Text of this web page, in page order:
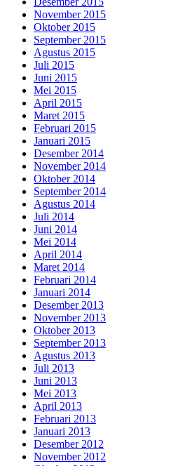
November 2015
Oktober 2015
September 2015
Agustus 2015
Juli 2015
Juni 2015
Mei 2015
April 2015
Maret 2015
Februari 2015
Januari 2015
Desember 2014
November 2014
Oktober 2014
September 2014
Agustus 2014
Juli 2014
Juni 2014
Mei 2014
April 2014
Maret 2014
Februari 2014
Januari 2014
Desember 2013
November 2013
Oktober 2013
September 2013
Agustus 2013
Juli 2013
Juni 2013
Mei 2013
April 2013
Februari 2013
Januari 2013
Desember 2012
November 2012